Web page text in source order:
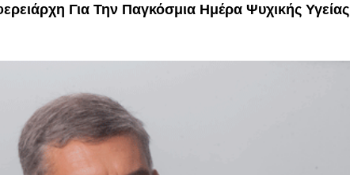
Για Την Παγκόσμια Ημέρα Ψυχικής Υγείας